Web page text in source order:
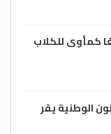
كمأوى للكلاب
الوطنية يقر